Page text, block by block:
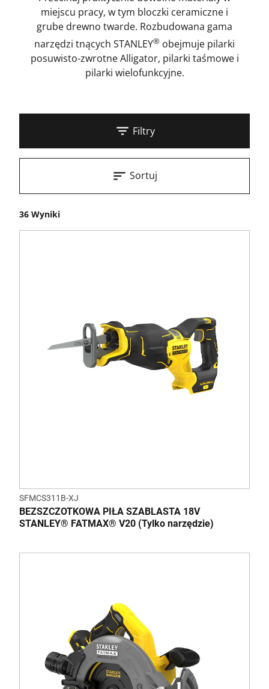
miejscu pracy, w tym bloczki ceramiczne i
grube drewno twarde. Rozbudowana gama
narzędzi tnących STANLEY® obejmuje pilarki
posuwisto-zwrotne Alligator, pilarki taśmowe i
pilarki wielofunkcyjne.
Filtry
36 Wyniki
Sortuj
SFMCS311B-XJ
BEZSZCZOTKOWA PIŁA SZABLASTA 18V
STANLEY® FATMAX® V20 (Tylko narzędzie)